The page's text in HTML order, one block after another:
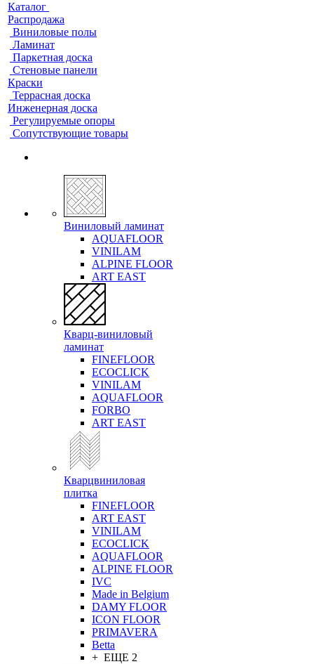
Каталог
Распродажа
Виниловые полы
Ламинат
Паркетная доска
Стеновые панели
Краски
Террасная доска
Инженерная доска
Регулируемые опоры
Сопутствующие товары
Виниловый ламинат
AQUAFLOOR
VINILAM
ALPINE FLOOR
ART EAST
Кварц-виниловый
ламинат
FINEFLOOR
ECOCLICK
VINILAM
AQUAFLOOR
FORBO
ART EAST
Кварцвиниловая
плитка
FINEFLOOR
ART EAST
VINILAM
ECOCLICK
AQUAFLOOR
ALPINE FLOOR
IVC
Made in Belgium
DAMY FLOOR
ICON FLOOR
PRIMAVERA
Betta
+ ЕЩЕ 2